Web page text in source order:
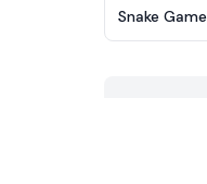
Snake Game